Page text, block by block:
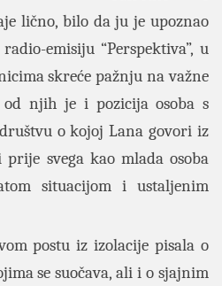
lično, bilo da ju je upoznao
emisiju “Perspektiva”, u
skreće pažnju na važne
od njih je i pozicija osoba s
o kojoj Lana govori iz
prije svega kao mlada osoba
situacijom i ustaljenim
postu iz izolacije pisala o
se suočava, ali i o sjajnim